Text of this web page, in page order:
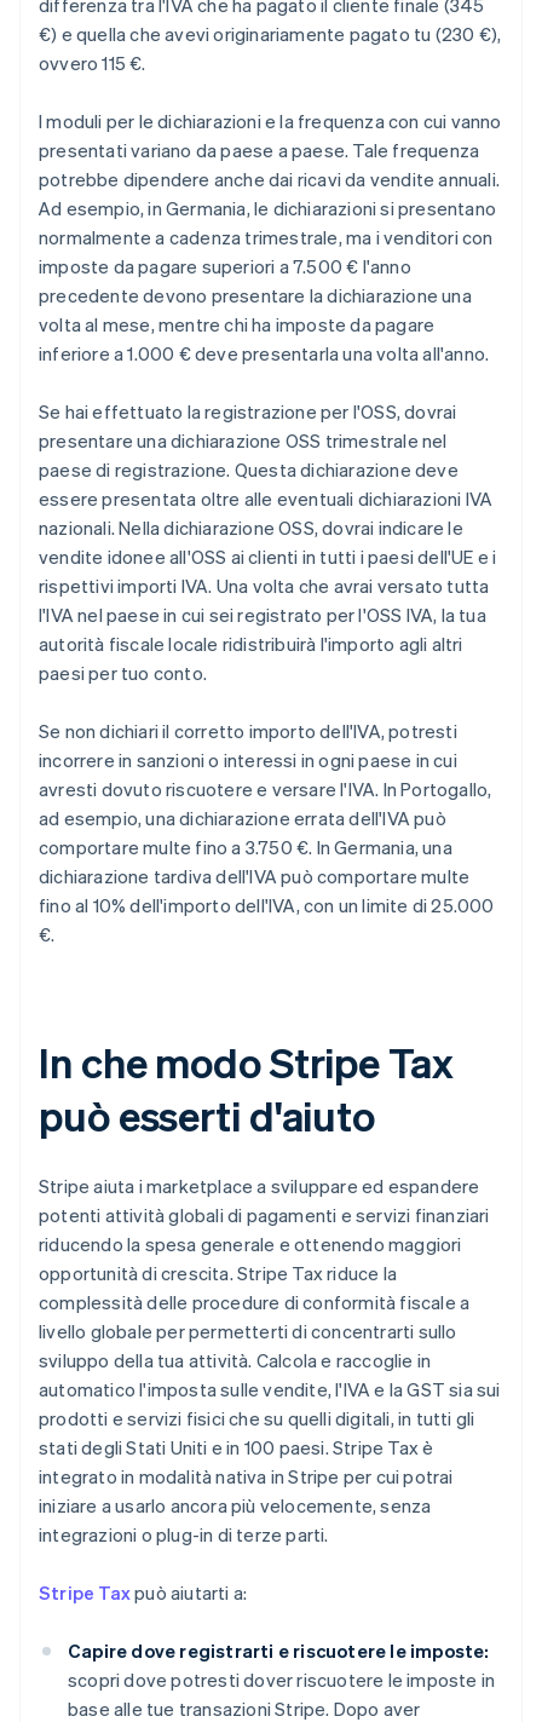
€) e quella che avevi originariamente pagato tu (230 €),
ovvero 115 €.
I moduli per le dichiarazioni e la frequenza con cui vanno
presentati variano da paese a paese. Tale frequenza
potrebbe dipendere anche dai ricavi da vendite annuali.
Ad esempio, in Germania, le dichiarazioni si presentano
normalmente a cadenza trimestrale, ma i venditori con
imposte da pagare superiori a 7.500 € l'anno
precedente devono presentare la dichiarazione una
volta al mese, mentre chi ha imposte da pagare
inferiore a 1.000 € deve presentarla una volta all'anno.
Se hai effettuato la registrazione per l'OSS, dovrai
presentare una dichiarazione OSS trimestrale nel
paese di registrazione. Questa dichiarazione deve
essere presentata oltre alle eventuali dichiarazioni IVA
nazionali. Nella dichiarazione OSS, dovrai indicare le
vendite idonee all'OSS ai clienti in tutti i paesi dell'UE e i
rispettivi importi IVA. Una volta che avrai versato tutta
l'IVA nel paese in cui sei registrato per l'OSS IVA, la tua
autorità fiscale locale ridistribuirà l'importo agli altri
paesi per tuo conto.
Se non dichiari il corretto importo dell'IVA, potresti
incorrere in sanzioni o interessi in ogni paese in cui
avresti dovuto riscuotere e versare l'IVA. In Portogallo,
ad esempio, una dichiarazione errata dell'IVA può
comportare multe fino a 3.750 €. In Germania, una
dichiarazione tardiva dell'IVA può comportare multe
fino al 10% dell'importo dell'IVA, con un limite di 25.000
€.
In che modo Stripe Tax
può esserti d'aiuto
Stripe aiuta i marketplace a sviluppare ed espandere
potenti attività globali di pagamenti e servizi finanziari
riducendo la spesa generale e ottenendo maggiori
opportunità di crescita. Stripe Tax riduce la
complessità delle procedure di conformità fiscale a
livello globale per permetterti di concentrarti sullo
sviluppo della tua attività. Calcola e raccoglie in
automatico l'imposta sulle vendite, l'IVA e la GST sia sui
prodotti e servizi fisici che su quelli digitali, in tutti gli
stati degli Stati Uniti e in 100 paesi. Stripe Tax è
integrato in modalità nativa in Stripe per cui potrai
iniziare a usarlo ancora più velocemente, senza
integrazioni o plug-in di terze parti.
Stripe Taxpuò aiutarti a:
Capire dove registrarti e riscuotere le imposte:
scopri dove potresti dover riscuotere le imposte in
base alle tue transazioni Stripe. Dopo aver